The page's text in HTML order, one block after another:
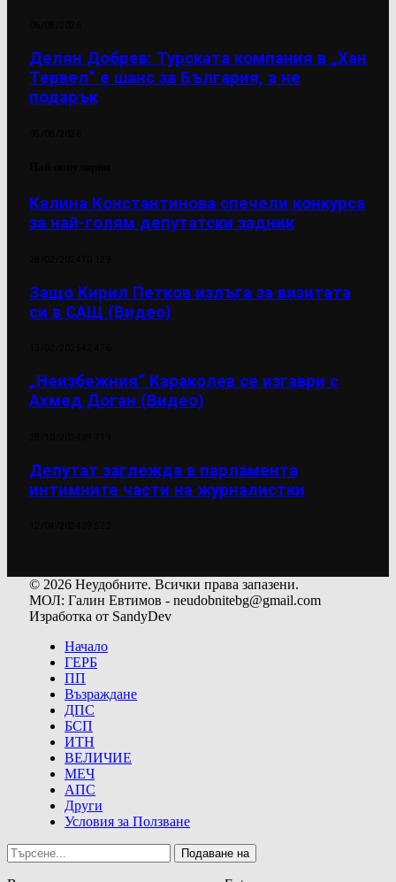
Делян Добрев: Турската компания в „Хан
Тервел“ е шанс за България, а не
подарък
Калина Константинова спечели конкурса
за най-голям депутатски задник
Защо Кирил Петков излъга за визитата
си в САЩ (Видео)
„Неизбежния“ Караколев се изгаври с
Ахмед Доган (Видео)
Депутат заглежда в парламента
интимните части на журналистки
© 2026 Неудобните. Всички права запазени.
МОЛ: Галин Евтимов - neudobnitebg@gmail.com
Изработка от SandyDev
Начало
ГЕРБ
ПП
Възраждане
ДПС
БСП
ИТН
ВЕЛИЧИЕ
МЕЧ
АПС
Други
Условия за Ползване
Подаване на